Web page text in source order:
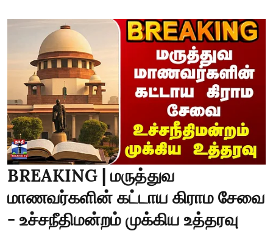
BREAKING | மருத்துவ
மாணவர்களின் கட்டாய கிராம சேவை
- உச்சநீதிமன்றம் முக்கிய உத்தரவு